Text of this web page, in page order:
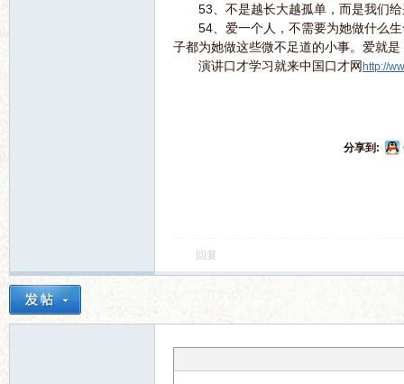
53、不是越长大越孤单，而是我们给
54、爱一个人，不需要为她做什么生
子都为她做这些微不足道的小事。爱就
演讲口才学习就来中国口才网 http://
分享到:
回复